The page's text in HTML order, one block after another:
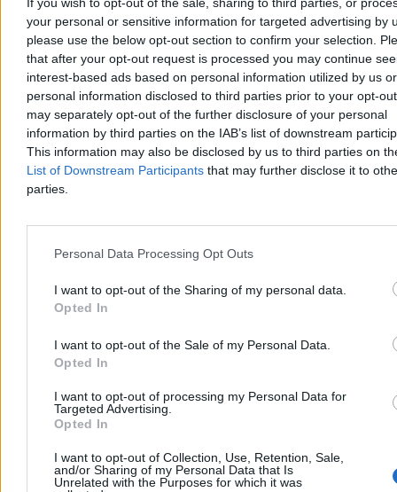
your personal or sensitive information for targeted advertising by
please use the below opt-out section to confirm your selection.
that after your opt-out request is processed you may continue
interest-based ads based on personal information utilized by us or
personal information disclosed to third parties prior to your opt-
may separately opt-out of the further disclosure of your personal
information by third parties on the IAB’s list of downstream
This information may also be disclosed by us to third parties on
List of Downstream Participants that may further disclose it to
parties.
Personal Data Processing Opt Outs
I want to opt-out of the Sharing of my personal data.
Opted In
I want to opt-out of the Sale of my Personal Data.
Opted In
I want to opt-out of processing my Personal Data for
Targeted Advertising.
Opted In
I want to opt-out of Collection, Use, Retention, Sale,
and/or Sharing of my Personal Data that Is
Unrelated with the Purposes for which it was
8 min
Reklama
Reklama